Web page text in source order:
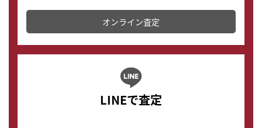
かります。
オンライン査定
LINEで査定